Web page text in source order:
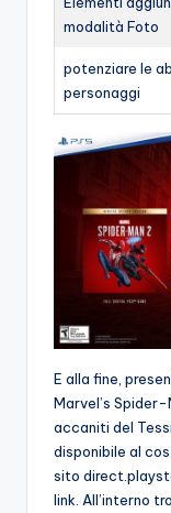
modalità Foto
potenziare le
personaggi
E alla fine,
Marvel’s
accaniti del
disponibile al
sito
link. All’interno